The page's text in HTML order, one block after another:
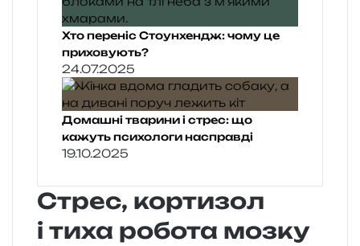
Хто переніс Стоунхендж: чому це
приховують?
24.07.2025
Домашні тварини і стрес: що
кажуть психологи насправді
19.10.2025
Стрес, кортизол
і тиха робота мозку